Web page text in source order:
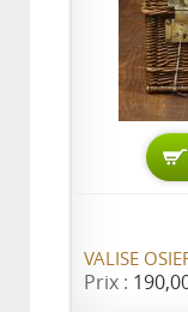
VALISE
Prix :